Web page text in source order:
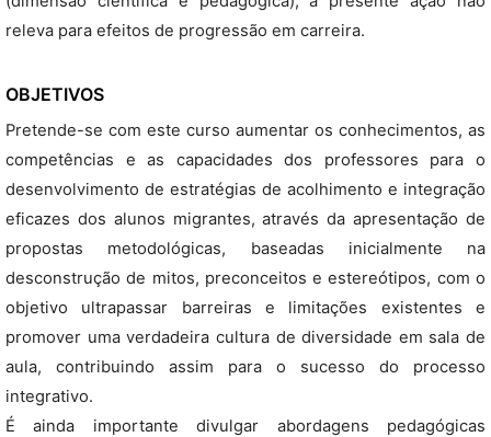
releva para efeitos de progressão em carreira.
OBJETIVOS
Pretende-se com este curso aumentar os conhecimentos, as
competências e as capacidades dos professores para o
desenvolvimento de estratégias de acolhimento e integração
eficazes dos alunos migrantes, através da apresentação de
propostas metodológicas, baseadas inicialmente na
desconstrução de mitos, preconceitos e estereótipos, com o
objetivo ultrapassar barreiras e limitações existentes e
promover uma verdadeira cultura de diversidade em sala de
aula, contribuindo assim para o sucesso do processo
integrativo.
É ainda importante divulgar abordagens pedagógicas